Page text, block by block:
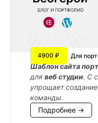
4900 ₽ Для
Шаблон сайта
для веб студии. С
упрощает
команды.
Подробнее →